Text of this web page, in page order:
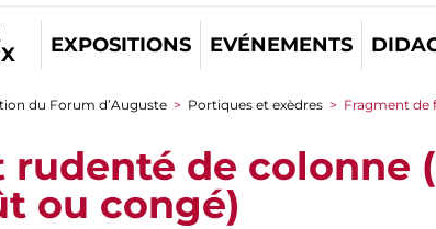
EXPOSITIONS EVÉNEMENTS
du Forum d’Auguste > Portiques et exèdres > Fragment de
rudenté de colonne
ou congé)